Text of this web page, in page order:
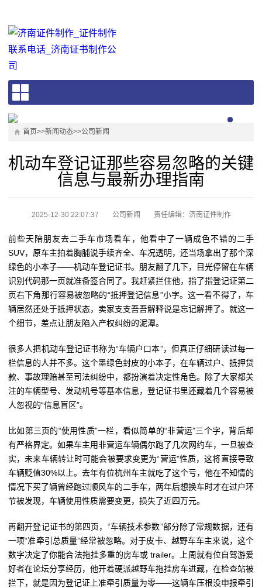
首页>>新闻动态>>公司新闻
机动车登记证那些容易忽略的关键
信息与最新办理指南
2025-12-30 22:07:37 公司新闻 责任编辑：济南证件制作
前些天陪朋友去二手车市场看车，他看中了一辆成色不错的二手
SUV，原车主拍着胸脯说手续齐全、车况透明，还当场拿出了那个深
绿色的小本子——机动车登记证书。朋友翻了几下，目光停留在车辆
识别代码那一页就准备签合同了。我赶紧拦住他，指了指登记证第二
页右下角那行容易被忽略的“抵押登记信息”小字。这一看不得了，车
辆居然还处于抵押状态，卖家支支吾吾解释说是忘记解押了。就这一
个细节，差点让朋友陷入产权纠纷的泥潭。
很多人把机动车登记证书称为“车辆户口本”，但真正仔细研读过每一
栏信息的人并不多。这个墨绿色封皮的小本子，在车辆过户、抵押贷
款、事故理赔甚至司法纠纷中，都扮演着决定性角色。除了大家都关
注的车辆型号、发动机号等基本信息，登记证书里还藏着几个容易被
人忽视的“信息盲区”。
比如第三页的“使用性质”一栏，看似简单的“非营运”三个字，背后却
有严格界定。如果车主用非营运车辆偶尔跑了几次网约车，一旦被查
实，未来车辆转让时可能会被要求变更为“营运”性质，这将直接导致
车辆贬值30%以上。去年有位杭州车主就吃了这个亏，他在不知情的
情况下买了辆曾经跑过顺风车的二手车，两年后想换车时才在过户环
节被发现，车辆使用性质需要变更，损失了近四万元。
再翻开登记证书的第四页，“车辆技术参数”部分除了常规数据，还有
一项“准牵引总质量”经常被忽略。对于皮卡、越野车车主来说，这个
数字决定了你能合法拖挂多重的房车或 trailer。上周就有位自驾游爱
好者在论坛分享经历，他开着硬派越野车拖挂房车进藏，在检查站被
拦下，就是因为登记证上准牵引质量为零——这辆车压根没申报牵引